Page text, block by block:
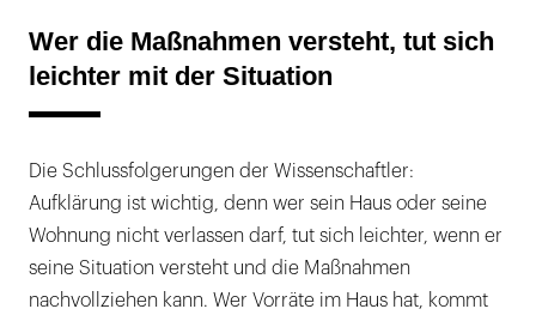
Wer die Maßnahmen versteht, tut sich
leichter mit der Situation
Die Schlussfolgerungen der Wissenschaftler:
Aufklärung ist wichtig, denn wer sein Haus oder seine
Wohnung nicht verlassen darf, tut sich leichter, wenn er
seine Situation versteht und die Maßnahmen
nachvollziehen kann. Wer Vorräte im Haus hat, kommt